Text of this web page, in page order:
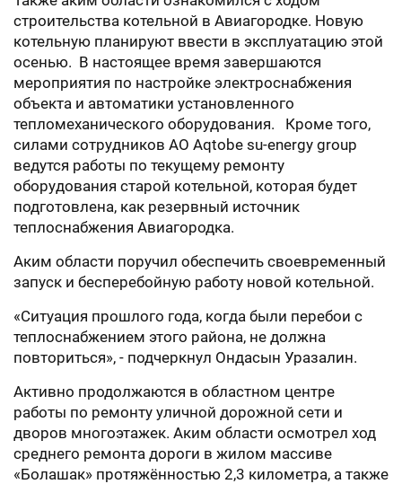
строительства котельной в Авиагородке. Новую
котельную планируют ввести в эксплуатацию этой
осенью. В настоящее время завершаются
мероприятия по настройке электроснабжения
объекта и автоматики установленного
тепломеханического оборудования. Кроме того,
силами сотрудников АО Aqtobe su-energy group
ведутся работы по текущему ремонту
оборудования старой котельной, которая будет
подготовлена, как резервный источник
теплоснабжения Авиагородка.
Аким области поручил обеспечить своевременный
запуск и бесперебойную работу новой котельной.
«Ситуация прошлого года, когда были перебои с
теплоснабжением этого района, не должна
повториться», - подчеркнул Ондасын Уразалин.
Активно продолжаются в областном центре
работы по ремонту уличной дорожной сети и
дворов многоэтажек. Аким области осмотрел ход
среднего ремонта дороги в жилом массиве
«Болашак» протяжённостью 2,3 километра, а также